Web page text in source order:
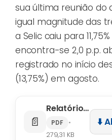
sua última reunião do
igual magnitude das
a Selic caiu para
encontra-se 2,0 p.p.
registrado no início
(13,75%) em agosto.
📄
Relatório Efeito das Taxas de Juros – Copom – Dez/23
PDF
•
279,31 KB
⬇️